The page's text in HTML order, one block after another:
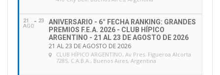
21
AGO
23
ANIVERSARIO - 6° FECHA RANKING: GRANDES
PREMIOS F.E.A. 2026 - CLUB HÍPICO
ARGENTINO - 21 AL 23 DE AGOSTO DE 2026
21 AL 23 DE AGOSTO DE 2026
CLUB HÍPICO ARGENTINO, Av Pres. Figueroa Alcorta
7285, C.A.B.A., Buenos Aires, Argentina